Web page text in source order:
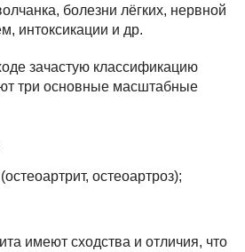
болезни лёгких, нервной
интоксикации и др.
зачастую классификацию
три основные масштабные
остеоартроз);
имеют сходства и отличия, что